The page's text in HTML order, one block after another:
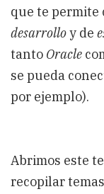
que te permite
desarrolloy de
tanto Oracle
se pueda
por ejemplo).
Abrimos este
recopilar